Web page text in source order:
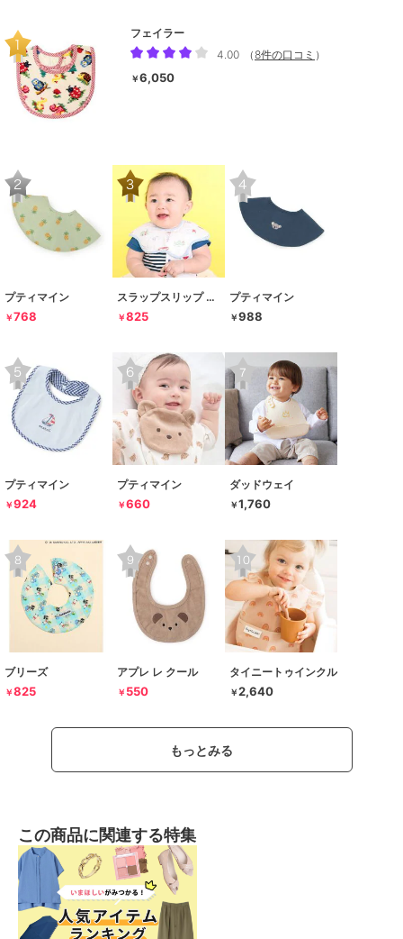
フェイラー
4.00
（8件の口コミ ）
￥6,050
プティマイン
￥768
スラップスリップ ベビー
￥825
プティマイン
￥988
プティマイン
￥924
プティマイン
￥660
ダッドウェイ
￥1,760
ブリーズ
￥825
アプレ レ クール
￥ 550
タイニートゥインクル
￥2,640
もっとみる
この商品に関連する特集